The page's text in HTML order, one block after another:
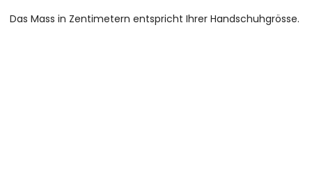
Das Mass in Zentimetern entspricht Ihrer Handschuhgrösse.